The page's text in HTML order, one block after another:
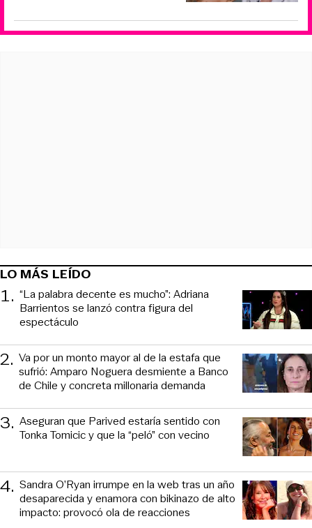
LO MÁS LEÍDO
1. “La palabra decente es mucho”: Adriana
Barrientos se lanzó contra figura del
espectáculo
2. Va por un monto mayor al de la estafa que
sufrió: Amparo Noguera desmiente a Banco
de Chile y concreta millonaria demanda
3. Aseguran que Parived estaría sentido con
Tonka Tomicic y que la “peló” con vecino
4. Sandra O’Ryan irrumpe en la web tras un año
desaparecida y enamora con bikinazo de alto
impacto: provocó ola de reacciones